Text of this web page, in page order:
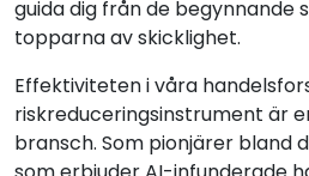
guida dig från de begynnande
topparna av skicklighet.
Effektiviteten i våra
riskreduceringsinstrument är
bransch. Som pionjärer bland